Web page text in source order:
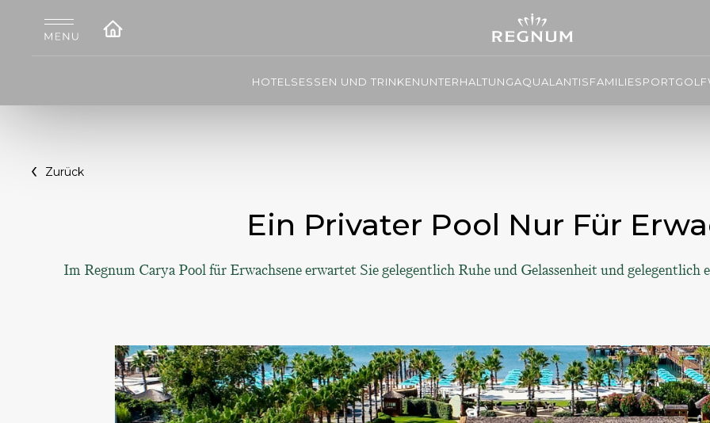
HOTELSESSEN UND TRINKENUNTERHALTUNGAQUALANTISFAMILIESPORTGOLF
Zurück
Ein Privater Pool Nur Für
Im Regnum Carya Pool für Erwachsene erwartet Sie gelegentlich Ruhe und Gelassenheit und